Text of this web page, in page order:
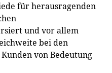
für herausragenden
und vor allem
bei den
von Bedeutung